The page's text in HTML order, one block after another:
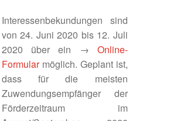
ROTHENBURG
/ Flächenmanagement
Interessenbekundungen sind
von 24. Juni 2020 bis 12. Juli
2020 über ein → Online-
Formularmöglich. Geplant ist,
dass für die meisten
Zuwendungsempfänger der
Förderzeitraum im